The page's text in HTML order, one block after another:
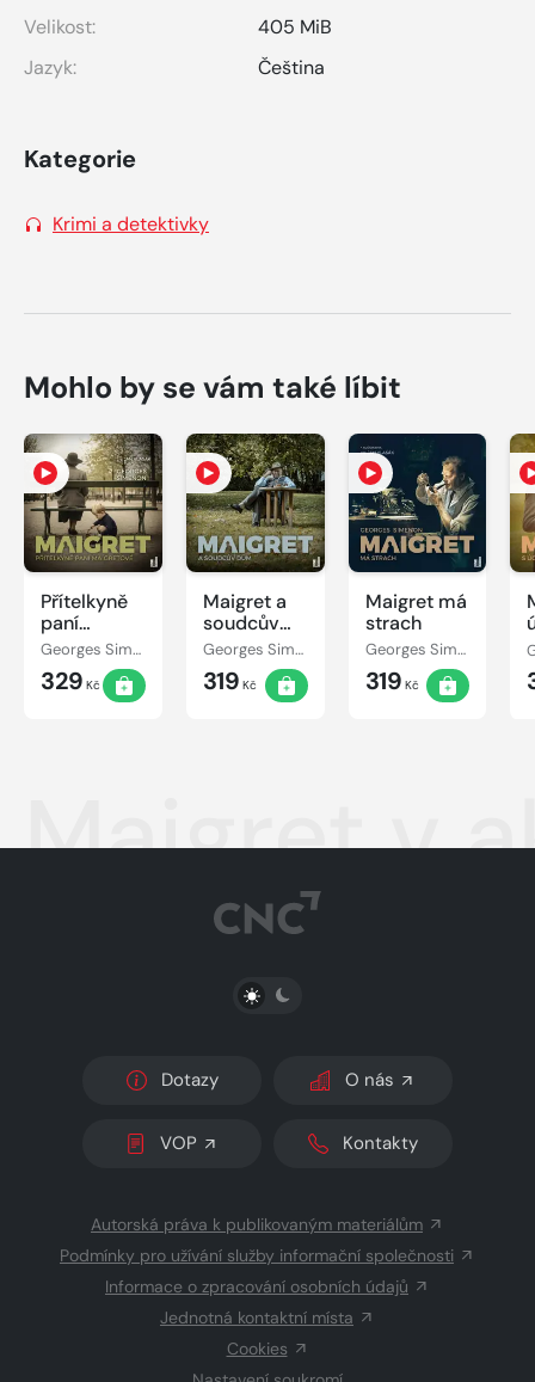
Velikost:
405 MiB
Jazyk:
Čeština
Kategorie
Krimi a detektivky
Mohlo by se vám také líbit
Přítelkyně
paní
MaigretovéGeorges Simenon
329 Kč
Maigret a
soudcův
dům
Georges Simenon
319 Kč
Maigret má
strach
Georges Simenon
319 Kč
Maigret v
PŘEPNOUT SVĚTLÝ/TMAVÝ REŽIM
Dotazy O nás
VOP Kontakty
Autorská práva k publikovaným materiálům
Podmínky pro užívání služby informační společnosti
Informace o zpracování osobních údajů
Jednotná kontaktní místa
Cookies